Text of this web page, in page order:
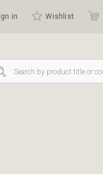
in Wishlist